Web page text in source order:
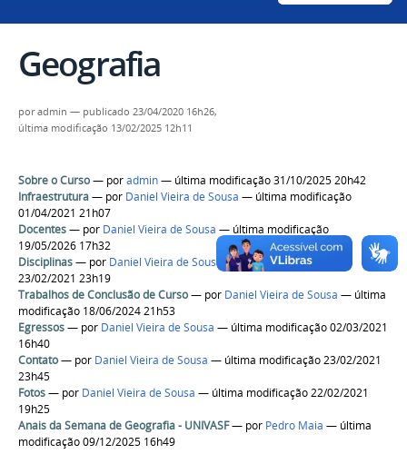
Geografia
poradmin — publicado 23/04/2020 16h26,
última modificação 13/02/2025 12h11
Sobre o Curso— poradmin— última modificação 31/10/2025 20h42
Infraestrutura— por Daniel Vieira de Sousa — última modificação
01/04/2021 21h07
Docentes— por Daniel Vieira de Sousa — última modificação
19/05/2026 17h32
Disciplinas— por Daniel Vieira de Sousa — última modificação
23/02/2021 23h19
Trabalhos de Conclusão de Curso— por Daniel Vieira de Sousa — última
modificação 18/06/2024 21h53
Egressos— por Daniel Vieira de Sousa — última modificação 02/03/2021
16h40
Contato— por Daniel Vieira de Sousa — última modificação 23/02/2021
23h45
Fotos— por Daniel Vieira de Sousa — última modificação 22/02/2021
19h25
Anais da Semana de Geografia - UNIVASF— por Pedro Maia — última
modificação 09/12/2025 16h49